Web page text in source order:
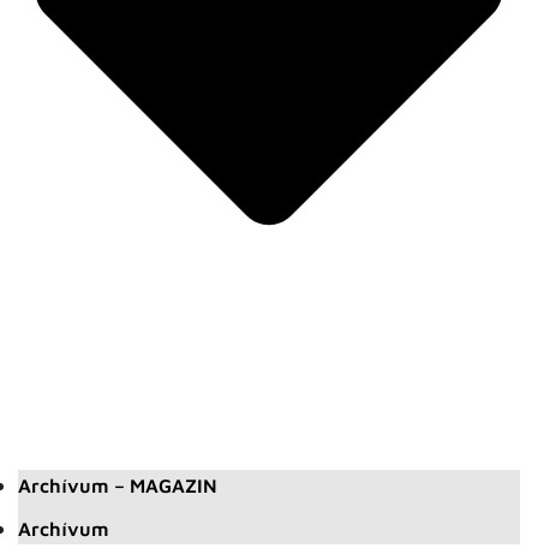
Archívum – MAGAZIN
Archívum